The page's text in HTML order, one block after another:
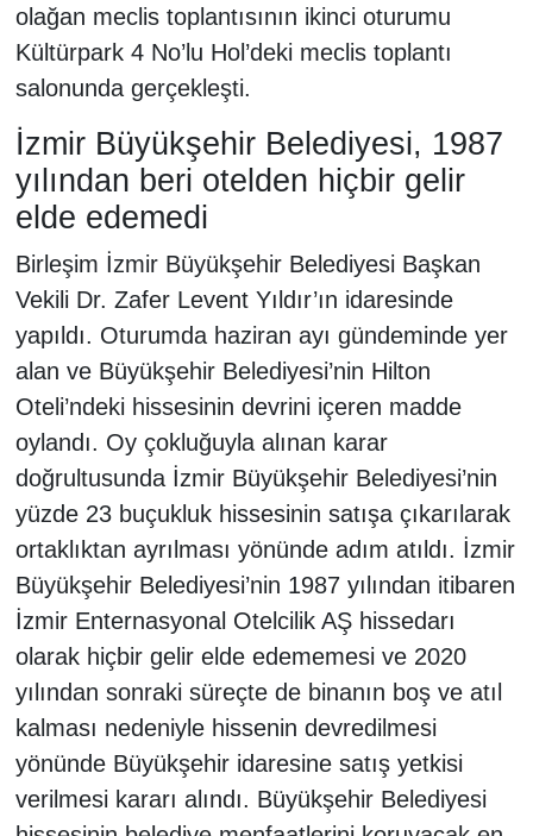
olağan meclis toplantısının ikinci oturumu
Kültürpark 4 No’lu Hol’deki meclis toplantı
salonunda gerçekleşti.
İzmir Büyükşehir Belediyesi, 1987
yılından beri otelden hiçbir gelir
elde edemedi
Birleşim İzmir Büyükşehir Belediyesi Başkan
Vekili Dr. Zafer Levent Yıldır’ın idaresinde
yapıldı. Oturumda haziran ayı gündeminde yer
alan ve Büyükşehir Belediyesi’nin Hilton
Oteli’ndeki hissesinin devrini içeren madde
oylandı. Oy çokluğuyla alınan karar
doğrultusunda İzmir Büyükşehir Belediyesi’nin
yüzde 23 buçukluk hissesinin satışa çıkarılarak
ortaklıktan ayrılması yönünde adım atıldı. İzmir
Büyükşehir Belediyesi’nin 1987 yılından itibaren
İzmir Enternasyonal Otelcilik AŞ hissedarı
olarak hiçbir gelir elde edememesi ve 2020
yılından sonraki süreçte de binanın boş ve atıl
kalması nedeniyle hissenin devredilmesi
yönünde Büyükşehir idaresine satış yetkisi
verilmesi kararı alındı. Büyükşehir Belediyesi